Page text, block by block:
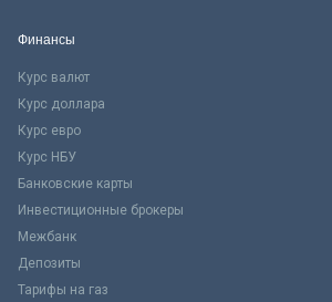
Финансы
Курс валют
Курс доллара
Курс евро
Курс НБУ
Банковские карты
Инвестиционные брокеры
Межбанк
Депозиты
Тарифы на газ